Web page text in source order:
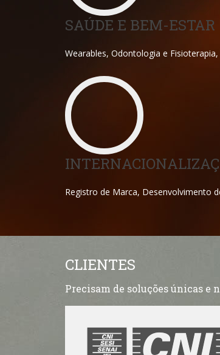
SAÚDE E BEM-ESTAR
Wearables, Odontologia e
Registro de Marca, Desenvolvimento
CLIENTES
Precisam de soluções únicas e